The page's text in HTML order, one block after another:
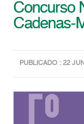
Concurso
Cadenas-
PUBLICADO : 22